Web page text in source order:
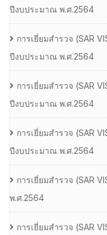
ปีงบประมาณ พ.ศ.2564
การเยี่ยมสํารวจ (SAR
ปีงบประมาณ พ.ศ.2564
การเยี่ยมสํารวจ (SAR
ปีงบประมาณ พ.ศ.2564
การเยี่ยมสํารวจ (SAR
ปีงบประมาณ พ.ศ.2564
การเยี่ยมสํารวจ (SAR
พ.ศ.2564
การเยี่ยมสํารวจ (SAR